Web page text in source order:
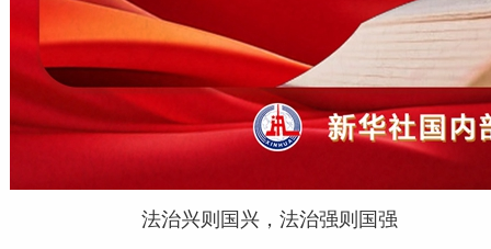
法治兴则国兴，法治强则国强